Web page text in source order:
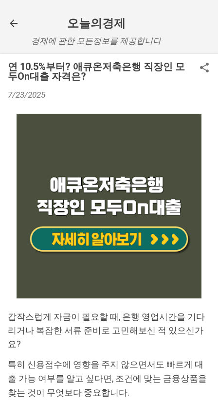
오늘의경제
경제에 관한 모든정보를 제공합니다
연 10.5%부터? 애큐온저축은행 직장인 모
두On대출 자격은?
7/23/2025
갑작스럽게 자금이 필요할 때, 은행 영업시간을 기다
리거나 복잡한 서류 준비로 고민해보신 적 있으신가
요?
특히 신용점수에 영향을 주지 않으면서도 빠르게 대
출 가능 여부를 알고 싶다면, 조건에 맞는 금융상품을
찾는 것이 무엇보다 중요합니다.